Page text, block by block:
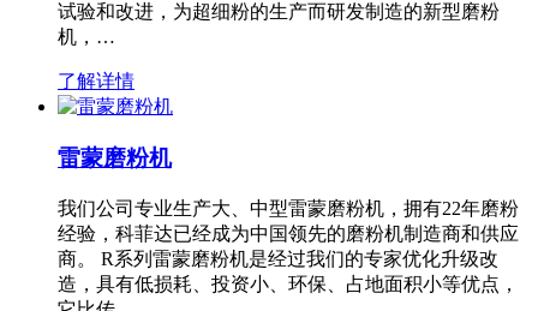
试验和改进，为超细粉的生产而研发制造的新型磨粉
机，…
了解详情
雷蒙磨粉机
我们公司专业生产大、中型雷蒙磨粉机，拥有22年磨粉
经验，科菲达已经成为中国领先的磨粉机制造商和供应
商。 R系列雷蒙磨粉机是经过我们的专家优化升级改
造，具有低损耗、投资小、环保、占地面积小等优点，